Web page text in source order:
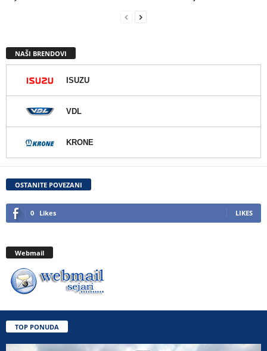
NAŠI BRENDOVI
ISUZU
VDL
KRONE
OSTANITE POVEZANI
0 Likes LIKES
Webmail
TOP PONUDA